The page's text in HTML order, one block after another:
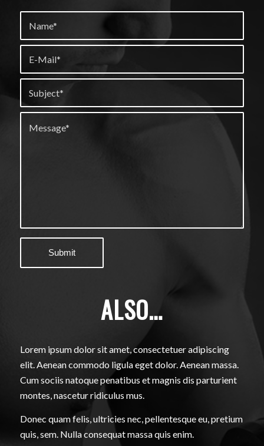
ALSO…
Lorem ipsum dolor sit amet, consectetuer adipiscing
elit. Aenean commodo ligula eget dolor. Aenean massa.
Cum sociis natoque penatibus et magnis dis parturient
montes, nascetur ridiculus mus.
Donec quam felis, ultricies nec, pellentesque eu, pretium
quis, sem. Nulla consequat massa quis enim.